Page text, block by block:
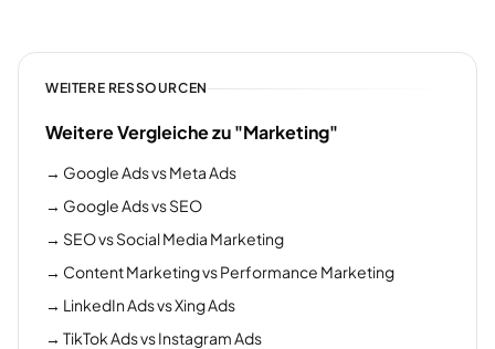
WEITERE RESSOURCEN
Weitere Vergleiche zu "Marketing"
→ Google Ads vs Meta Ads
→ Google Ads vs SEO
→ SEO vs Social Media Marketing
→ Content Marketing vs Performance Marketing
→ LinkedIn Ads vs Xing Ads
→ TikTok Ads vs Instagram Ads